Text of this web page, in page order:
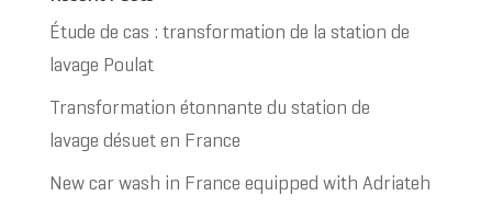
Étude de cas : transformation de la station de
lavage Poulat
Transformation étonnante du station de
lavage désuet en France
New car wash in France equipped with Adriateh